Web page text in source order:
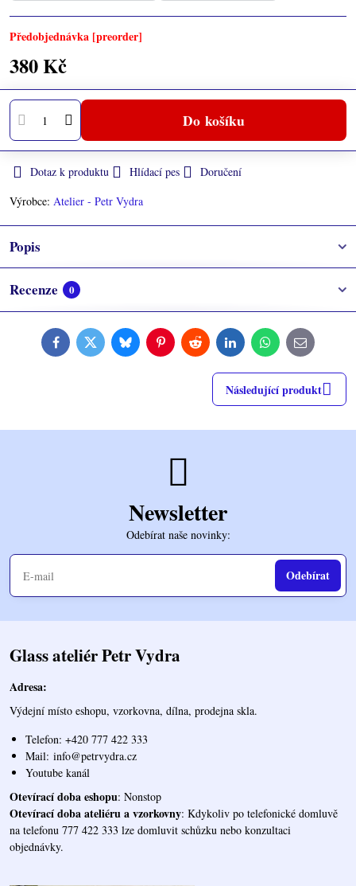
Předobjednávka [preorder]
380 Kč
Do košíku
Dotaz k produktu Hlídací pes
Doručení
Výrobce: Atelier - Petr Vydra
Popis
Recenze 0
FacebookTwitterBlueskyPinterestReddit LinkedInWhatsApp
E-
mail
Následující produkt
Newsletter
Odebírat naše novinky:
Odebírat
Glass ateliér Petr Vydra
Adresa:
Výdejní místo eshopu, vzorkovna, dílna, prodejna skla.
Telefon: +420 777 422 333
Mail: info@petrvydra.cz
Youtube kanál
Otevírací doba eshopu: Nonstop
Otevírací doba ateliéru a vzorkovny: Kdykoliv po telefonické domluvě
na telefonu 777 422 333 lze domluvit schůzku nebo konzultaci
objednávky.